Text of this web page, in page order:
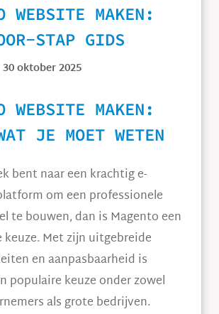
WEBSITE MAKEN:
STAP GIDS
oktober 2025
WEBSITE MAKEN:
JE MOET WETEN
bent naar een krachtig e-
om een professionele
te bouwen, dan is Magento een
Met zijn uitgebreide
en aanpasbaarheid is
populaire keuze onder zowel
als grote bedrijven.